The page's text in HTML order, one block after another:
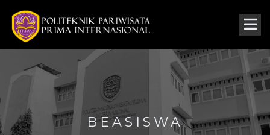
BEASISWA